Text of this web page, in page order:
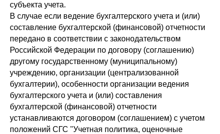
субъекта учета.
В случае если ведение бухгалтерского учета и (или)
составление бухгалтерской (финансовой) отчетности
передано в соответствии с законодательством
Российской Федерации по договору (соглашению)
другому государственному (муниципальному)
учреждению, организации (централизованной
бухгалтерии), особенности организации ведения
бухгалтерского учета и (или) составления
бухгалтерской (финансовой) отчетности
устанавливаются договором (соглашением) с учетом
положений СГС "Учетная политика, оценочные